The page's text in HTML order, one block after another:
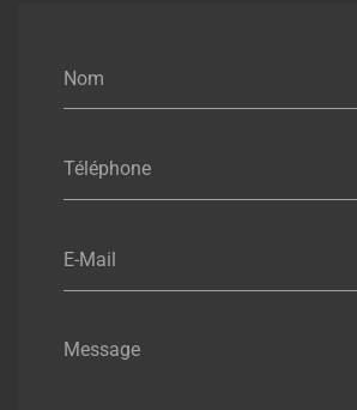
Nom
Téléphone
E-Mail
Message